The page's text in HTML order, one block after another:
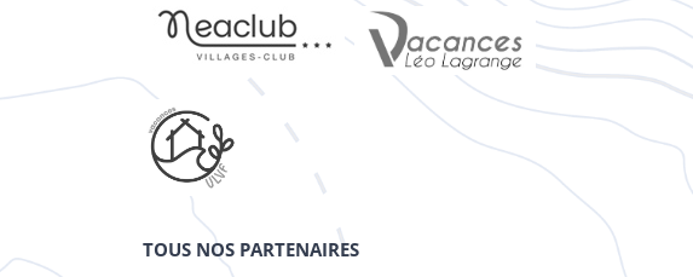
TOUS NOS PARTENAIRES